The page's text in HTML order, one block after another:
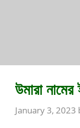
উমারা
January 3, 2023